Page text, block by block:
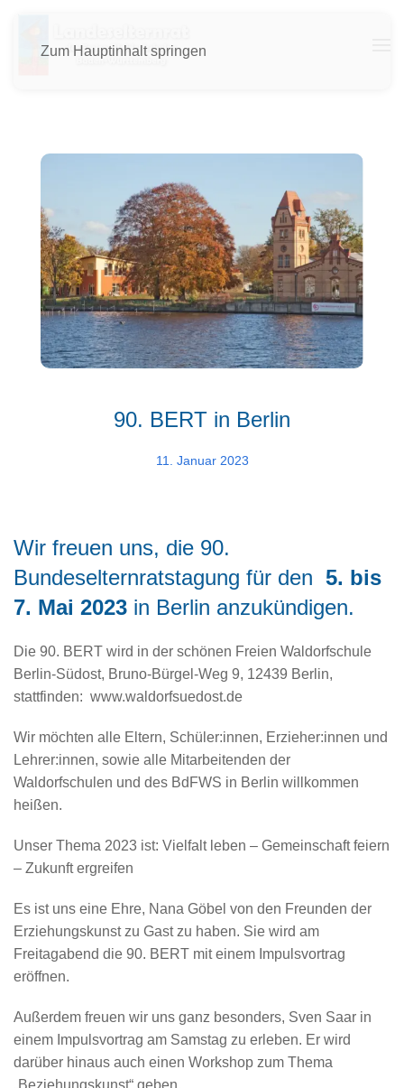
Zum Hauptinhalt springen
90. BERT in Berlin
11. Januar 2023
Wir freuen uns, die 90.
Bundeselternratstagung für den 5. bis
7. Mai 2023 in Berlin anzukündigen.
Die 90. BERT wird in der schönen Freien Waldorfschule
Berlin-Südost, Bruno-Bürgel-Weg 9, 12439 Berlin,
stattfinden: www.waldorfsuedost.de
Wir möchten alle Eltern, Schüler:innen, Erzieher:innen und
Lehrer:innen, sowie alle Mitarbeitenden der
Waldorfschulen und des BdFWS in Berlin willkommen
heißen.
Unser Thema 2023 ist: Vielfalt leben – Gemeinschaft feiern
– Zukunft ergreifen
Es ist uns eine Ehre, Nana Göbel von den Freunden der
Erziehungskunst zu Gast zu haben. Sie wird am
Freitagabend die 90. BERT mit einem Impulsvortrag
eröffnen.
Außerdem freuen wir uns ganz besonders, Sven Saar in
einem Impulsvortrag am Samstag zu erleben. Er wird
darüber hinaus auch einen Workshop zum Thema
„Beziehungskunst“ geben.